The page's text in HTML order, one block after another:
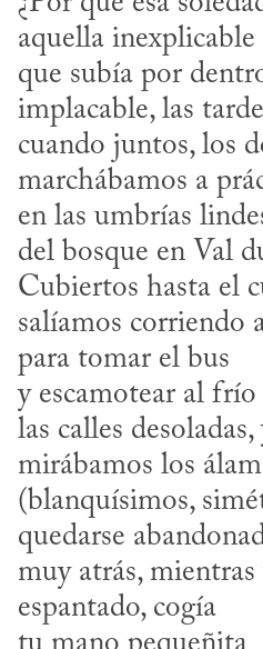
aquella inexplicable
que subía por
implacable, las
cuando juntos, los
marchábamos a
en las umbrías
del bosque en Val
Cubiertos hasta el
salíamos corriendo
para tomar el bus
y escamotear al frío
las calles
mirábamos los
(blanquísimos,
quedarse
muy atrás, mientras
espantado, cogía